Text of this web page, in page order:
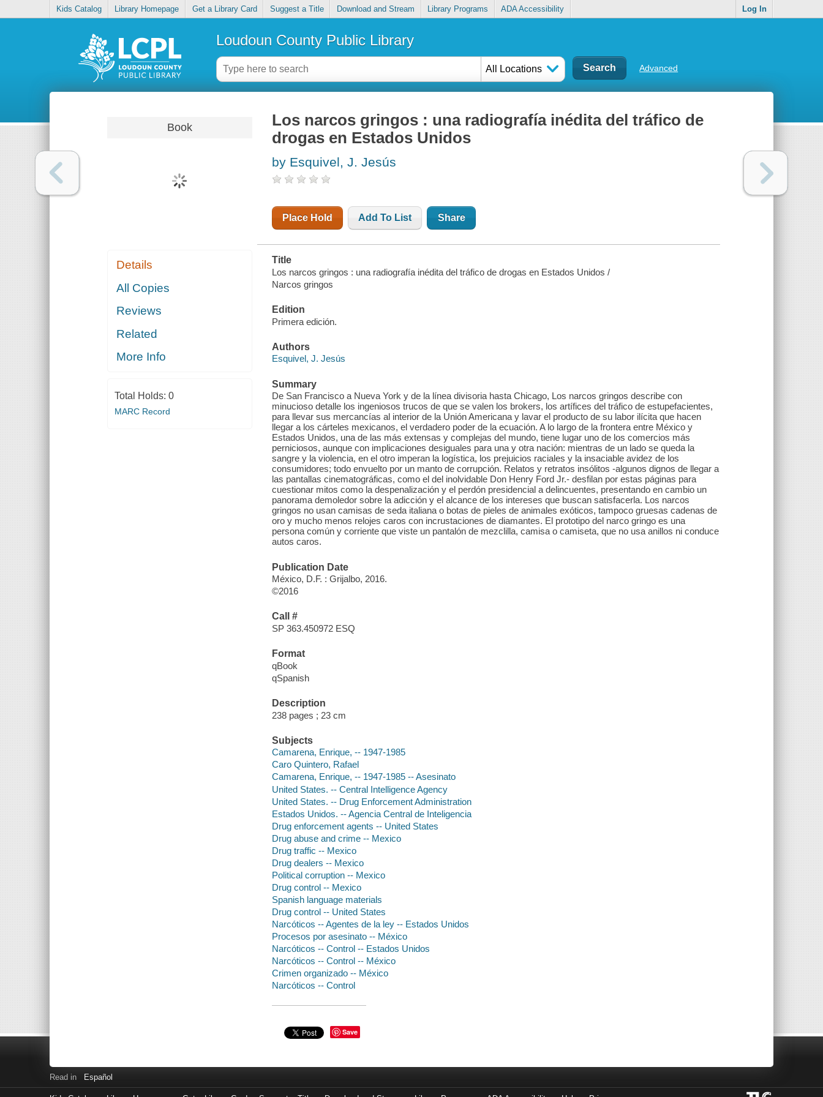
Kids Catalog Library Homepage Get a Library Card Suggest a Title Download and Stream Library Programs ADA Accessibility Log In
Loudoun County Public Library
All Locations Advanced
Book
Details
All Copies
Reviews
Related
More Info
Total Holds: 0
MARC Record
Los narcos gringos : una radiografía inédita del tráfico de
drogas en Estados Unidos
by Esquivel, J. Jesús
Place Hold Add To List Share
Title
Los narcos gringos : una radiografía inédita del tráfico de drogas en Estados Unidos /
Narcos gringos
Edition
Primera edición.
Authors
Esquivel, J. Jesús
Summary
De San Francisco a Nueva York y de la línea divisoria hasta Chicago, Los narcos gringos describe con
minucioso detalle los ingeniosos trucos de que se valen los brokers, los artífices del tráfico de estupefacientes,
para llevar sus mercancías al interior de la Unión Americana y lavar el producto de su labor ilícita que hacen
llegar a los cárteles mexicanos, el verdadero poder de la ecuación. A lo largo de la frontera entre México y
Estados Unidos, una de las más extensas y complejas del mundo, tiene lugar uno de los comercios más
perniciosos, aunque con implicaciones desiguales para una y otra nación: mientras de un lado se queda la
sangre y la violencia, en el otro imperan la logística, los prejuicios raciales y la insaciable avidez de los
consumidores; todo envuelto por un manto de corrupción. Relatos y retratos insólitos -algunos dignos de llegar a
las pantallas cinematográficas, como el del inolvidable Don Henry Ford Jr.- desfilan por estas páginas para
cuestionar mitos como la despenalización y el perdón presidencial a delincuentes, presentando en cambio un
panorama demoledor sobre la adicción y el alcance de los intereses que buscan satisfacerla. Los narcos
gringos no usan camisas de seda italiana o botas de pieles de animales exóticos, tampoco gruesas cadenas de
oro y mucho menos relojes caros con incrustaciones de diamantes. El prototipo del narco gringo es una
persona común y corriente que viste un pantalón de mezclilla, camisa o camiseta, que no usa anillos ni conduce
autos caros.
Publication Date
México, D.F. : Grijalbo, 2016.
©2016
Call #
SP 363.450972 ESQ
Format
qBook
qSpanish
Description
238 pages ; 23 cm
Subjects
Camarena, Enrique, -- 1947-1985
Caro Quintero, Rafael
Camarena, Enrique, -- 1947-1985 -- Asesinato
United States. -- Central Intelligence Agency
United States. -- Drug Enforcement Administration
Estados Unidos. -- Agencia Central de Inteligencia
Drug enforcement agents -- United States
Drug abuse and crime -- Mexico
Drug traffic -- Mexico
Drug dealers -- Mexico
Political corruption -- Mexico
Drug control -- Mexico
Spanish language materials
Drug control -- United States
Narcóticos -- Agentes de la ley -- Estados Unidos
Procesos por asesinato -- México
Narcóticos -- Control -- Estados Unidos
Narcóticos -- Control -- México
Crimen organizado -- México
Narcóticos -- Control
Save
Read in Español